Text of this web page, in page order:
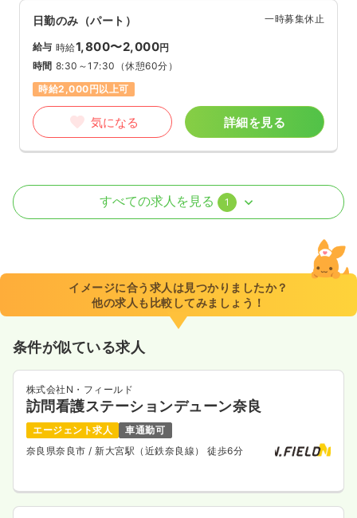
日勤のみ（パート） 一時募集休止
給与 時給1,800〜2,000円
時間 8:30～17:30 （休憩60分）
時給2,000円以上可
気になる 詳細を見る
訪問看護 正看護師 / 管理職
8:30～17:30（休憩60分）
土日休み
月給40万円以上可
気になる
すべての求人を見る 1
イメージに合う求人は見つかりましたか？
他の求人も比較してみましょう！
条件が似ている求人
株式会社N・フィールド
訪問看護ステーションデューン奈良
エージェント求人
車通勤可
奈良県奈良市/ 新大宮駅（近鉄奈良線） 徒歩6分